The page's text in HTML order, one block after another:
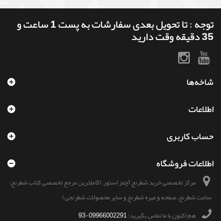
توجه : تا تحویل بعدی سفارشات به پست 1 ساعت و
35 دقیقه وقت دارید
شاخه‌ها
اطلاعات
حساب کاربری
اطلاعات فروشگاه
مرکز تخصصی خرید شطرنج آچمز استور, (کاملترین مرجع تخصصی کتاب شطرنج،
ساعت شطرنج، صفحه و مهره شطرنج و سایر محصولات شطرنجی)
هم اکنون با ما تماس بگیرید:09966002291-93